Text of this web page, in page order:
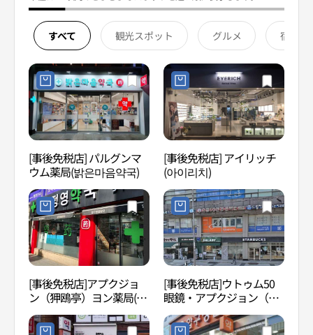
すべて 観光スポット グルメ 宿泊
[事後免税店] パルグンマ
ウム薬局(밝은마음약국)
[事後免税店] アイリッチ
(아이리치)
[事後免税店]アプクジョ
ン（狎鴎亭）ヨン薬局(압
구정영약국)
[事後免税店]ウトゥム50
眼鏡・アプクジョン（狎
鴎亭）駅店(으뜸50안경
압구정역점)